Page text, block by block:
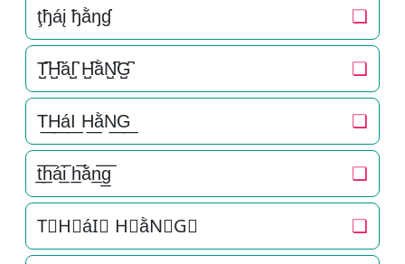
ţђáį ђằŋɠ ❏
T̺͆H̺͆áI̺͆ H̺͆ằN̺͆G̺͆ ❏
T͟H͟áI͟ H͟ằN͟G͟ ❏
t̲̅h̲̅ái̲̅ h̲̅ằn̲̅g̲̅ ❏
T⃣H⃣áI⃣ H⃣ằN⃣G⃣ ❏